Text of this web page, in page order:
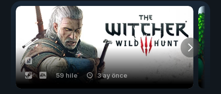
59 hile 3 ay önce